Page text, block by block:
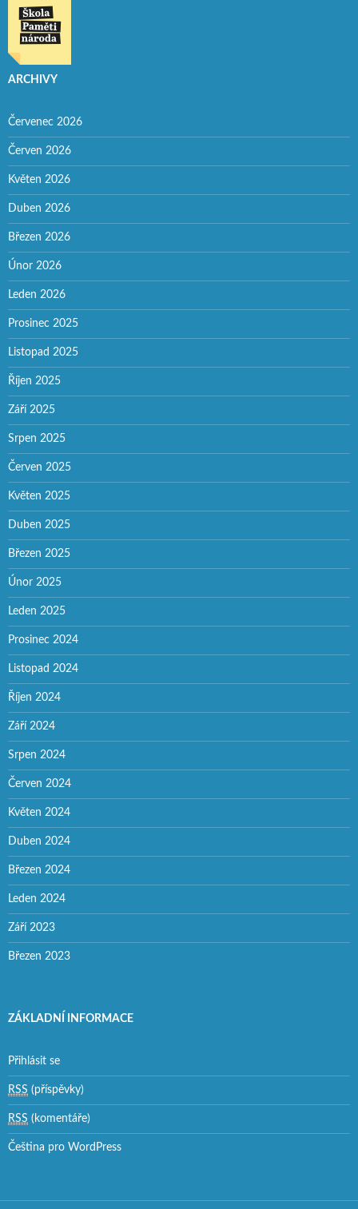
ARCHIVY
Červenec 2026
Červen 2026
Květen 2026
Duben 2026
Březen 2026
Únor 2026
Leden 2026
Prosinec 2025
Listopad 2025
Říjen 2025
Září 2025
Srpen 2025
Červen 2025
Květen 2025
Duben 2025
Březen 2025
Únor 2025
Leden 2025
Prosinec 2024
Listopad 2024
Říjen 2024
Září 2024
Srpen 2024
Červen 2024
Květen 2024
Duben 2024
Březen 2024
Leden 2024
Září 2023
Březen 2023
ZÁKLADNÍ INFORMACE
Přihlásit se
RSS (příspěvky)
RSS (komentáře)
Čeština pro WordPress